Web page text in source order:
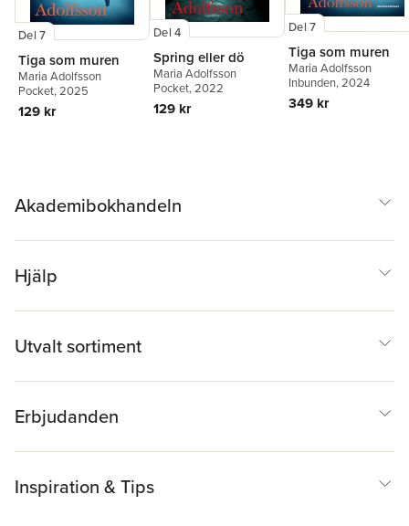
Del 7
Tiga som muren
Maria Adolfsson
Pocket, 2025
129 kr
Del 4
Spring eller dö
Maria Adolfsson
Pocket, 2022
129 kr
Del 7
Tiga som muren
Maria Adolfsson
Inbunden, 2024
349 kr
Akademibokhandeln
Hjälp
Utvalt sortiment
Erbjudanden
Inspiration & Tips